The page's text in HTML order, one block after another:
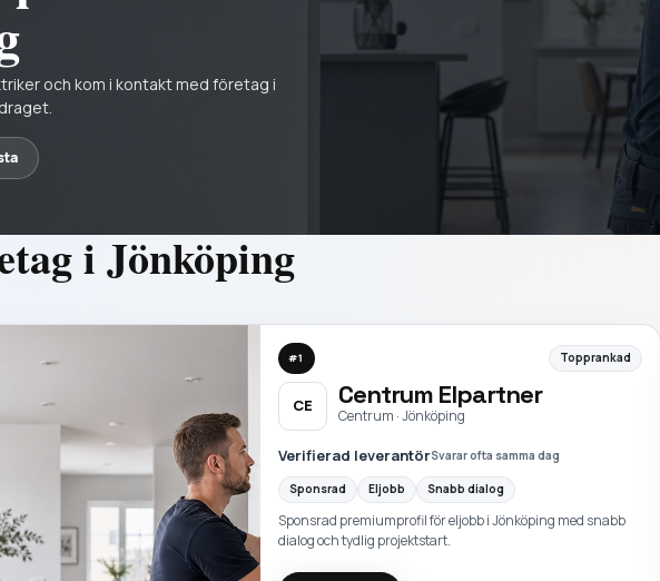
och kom i kontakt med företag i
i Jönköping
#1 Topprankad
CE Centrum Elpartner
Centrum · Jönköping
Verifierad leverantörSvarar ofta samma dag
Sponsrad Eljobb Snabb dialog
Sponsrad premiumprofil för eljobb i Jönköping med snabb
dialog och tydlig projektstart.